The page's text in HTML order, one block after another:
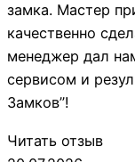
замка. Мастер
качественно
менеджер дал
сервисом и
Замков”!
Читать отзыв